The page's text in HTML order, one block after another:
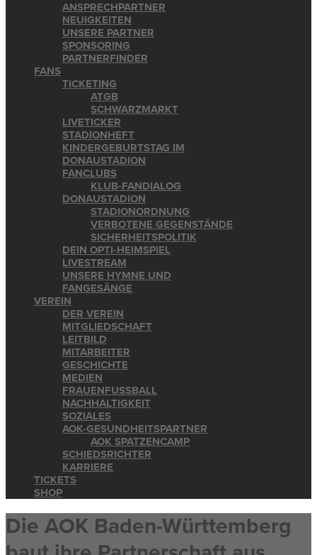
ANSPRECHPARTNER
NEUIGKEITEN
UNSERE PARTNER
SPONSORING
PARTNERFINDER
FANS
TICKETING
ATGB
SCHWARZMARKT
LIVETICKER
STADIONHEFT
KINDERGEBURTSTAG IM
DONAUSTADION
FANCLUBS
KLUB-FANDIALOG
DONAUSTADION
STADIONORDNUNG
VERBOTENE GEGENSTÄNDE
SICHERHEITSPOLITIK
DEIN OPTI-HEIMSPIEL
LIVESTREAM
UNSERE HYMNE UND
FANGESÄNGE
VEREIN
DER VEREIN
MITGLIEDSCHAFT
LEITBILD
MITARBEITER
GESCHICHTE
MEDIEN
FRAUENFUSSBALL
NACHHALTIGKEIT
SOZIALES
AOK-GESUNDHEITSPARTNER
AOK SPATZENCAMP
SCHIEDSRICHTER
KARRIERE
TICKETS
SHOP
Die AOK Baden-Württemberg